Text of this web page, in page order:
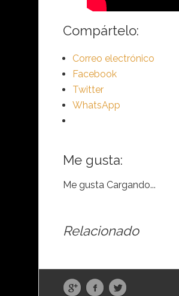
Compártelo:
Correo electrónico
Facebook
Twitter
WhatsApp
Me gusta:
Me gusta Cargando...
Relacionado